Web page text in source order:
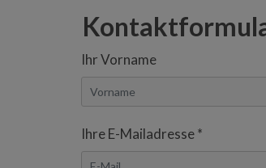
Ihr Vorname
Ihre E-Mailadresse *